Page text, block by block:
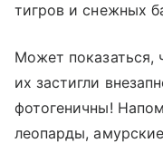
тигров и снежных
Может показаться,
их застигли
фотогеничны!
леопарды,